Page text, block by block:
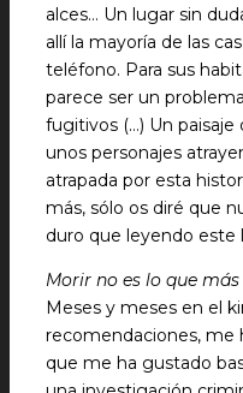
alces… Un lugar sin
allí la mayoría de las
teléfono. Para sus
parece ser un
fugitivos (…) Un
unos personajes
atrapada por esta
más, sólo os diré que
duro que leyendo este
Morir no es lo que más
Meses y meses en el
recomendaciones, me
que me ha gustado